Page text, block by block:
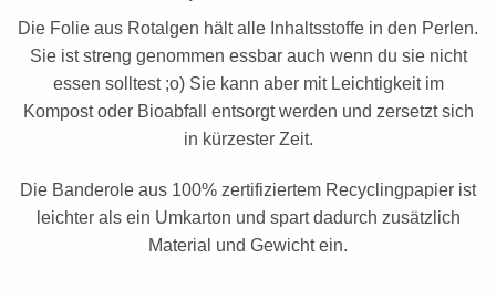
Die Folie aus Rotalgen hält alle Inhaltsstoffe in den Perlen.
Sie ist streng genommen essbar auch wenn du sie nicht
essen solltest ;o) Sie kann aber mit Leichtigkeit im
Kompost oder Bioabfall entsorgt werden und zersetzt sich
in kürzester Zeit.
Die Banderole aus 100% zertifiziertem Recyclingpapier ist
leichter als ein Umkarton und spart dadurch zusätzlich
Material und Gewicht ein.